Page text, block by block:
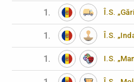
1. Î.S.
1. Î.S.
1. I.S.